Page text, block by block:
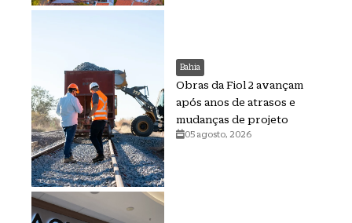
Bahia
Obras da Fiol 2 avançam
após anos de atrasos e
mudanças de projeto
05 agosto, 2026